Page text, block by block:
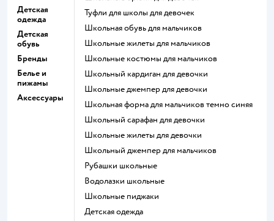
Детская
одежда
Детская
обувь
Бренды
Белье и
пижамы
Аксессуары
Туфли для школы для девочек
Школьная обувь для мальчиков
Школьные жилеты для мальчиков
Школьные костюмы для мальчиков
Школьный кардиган для девочки
Школьные джемпер для девочки
Школьная форма для мальчиков темно синяя
Школьный сарафан для девочки
Школьные жилеты для девочки
Школьный джемпер для мальчиков
Рубашки школьные
Водолазки школьные
Школьные пиджаки
Детская одежда